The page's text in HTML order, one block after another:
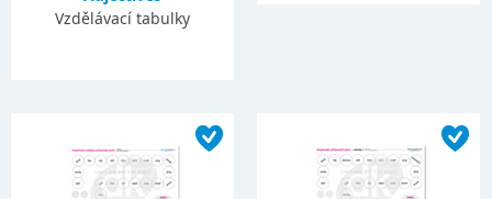
Vzdělávací tabulky